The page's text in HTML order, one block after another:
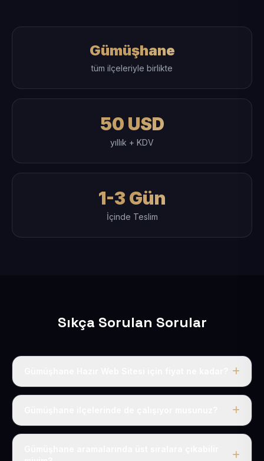
Gümüşhane
tüm ilçeleriyle birlikte
50 USD
yıllık + KDV
1-3 Gün
İçinde Teslim
Sıkça Sorulan Sorular
Gümüşhane dahil Türkiye’nin her yerinde geçerli yıllık
tek fiyatımız 50 USD + KDV’dir. Alan adı, hosting, SSL ve
Elbette; Gümüşhane iline bağlı bütün ilçelere uzaktan